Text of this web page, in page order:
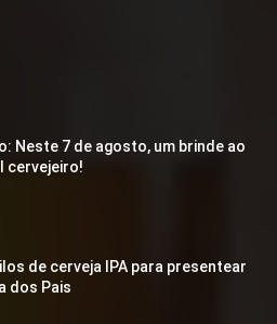
Neste 7 de agosto, um brinde ao
cervejeiro!
de cerveja IPA para presentear
dos Pais